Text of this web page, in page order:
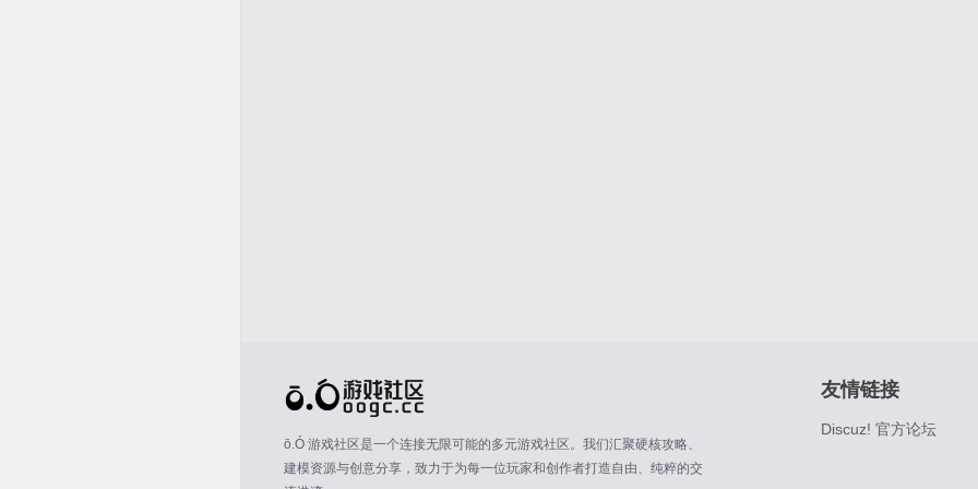
ō.Ó 游戏社区是一个连接无限可能的多元游戏社区。我们汇聚硬核攻略、
建模资源与创意分享，致力于为每一位玩家和创作者打造自由、纯粹的交
友情链接
Discuz! 官方论坛